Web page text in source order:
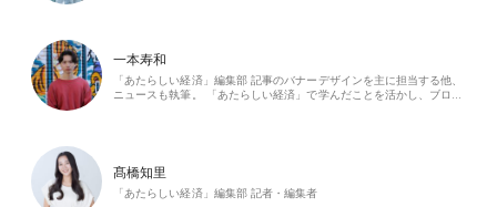
一本寿和
「あたらしい経済」編集部 記事のバナーデザインを主に担当する他、
ニュースも執筆。 「あたらしい経済」で学んだことを活かし、ブロ…
髙橋知里
「あたらしい経済」編集部 記者・編集者